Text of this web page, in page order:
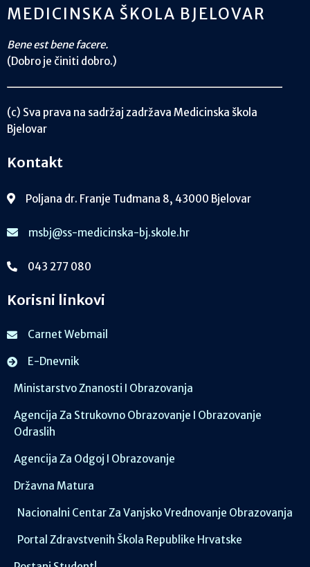
MEDICINSKA ŠKOLA BJELOVAR
Bene est bene facere.
(Dobro je činiti dobro.)
(c) Sva prava na sadržaj zadržava Medicinska škola
Bjelovar
Kontakt
Poljana dr. Franje Tuđmana 8, 43000 Bjelovar
msbj@ss-medicinska-bj.skole.hr
043 277 080
Korisni linkovi
Carnet Webmail
E-Dnevnik
Ministarstvo Znanosti I Obrazovanja
Agencija Za Strukovno Obrazovanje I Obrazovanje
Odraslih
Agencija Za Odgoj I Obrazovanje
Državna Matura
Nacionalni Centar Za Vanjsko Vrednovanje Obrazovanja
Portal Zdravstvenih Škola Republike Hrvatske